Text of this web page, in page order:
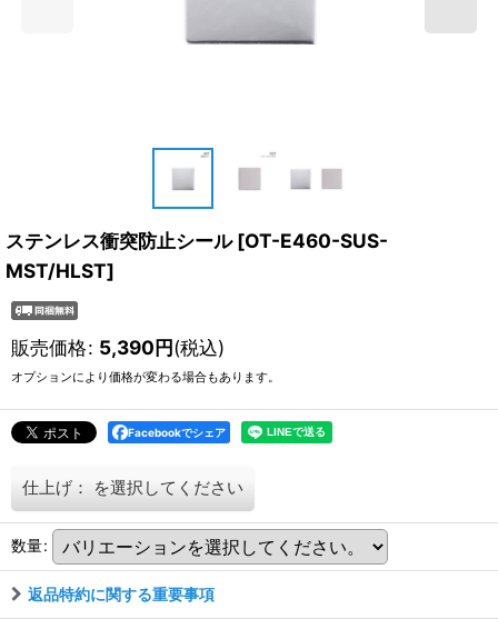
ステンレス衝突防止シール [OT-E460-SUS-
MST/HLST]
販売価格: 5,390円(税込)
オプションにより価格が変わる場合もあります。
Facebookでシェア
仕上げ： を選択してください
数量:
返品特約に関する重要事項